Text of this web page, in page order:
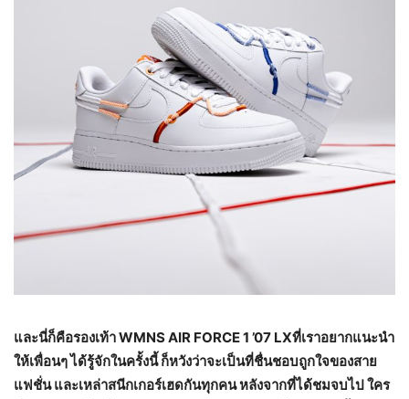
และนี่ก็คือรองเท้าWMNS AIR FORCE 1 ’07 LXที่เราอยากแนะนำ
ให้เพื่อนๆ ได้รู้จักในครั้งนี้ ก็หวังว่าจะเป็นที่ชื่นชอบถูกใจของสาย
แฟชั่น และเหล่าสนีกเกอร์เฮดกันทุกคน หลังจากที่ได้ชมจบไป ใคร